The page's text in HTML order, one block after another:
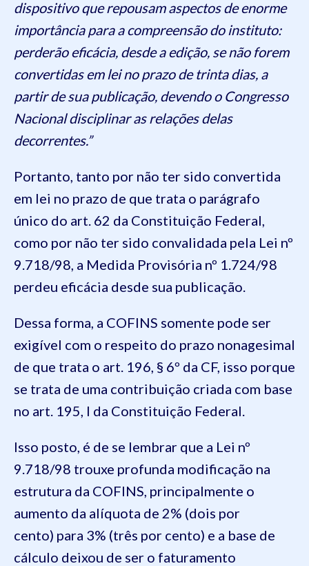
dispositivo que repousam aspectos de enorme
importância para a compreensão do instituto:
perderão eficácia, desde a edição, se não forem
convertidas em lei no prazo de trinta dias, a
partir de sua publicação, devendo o Congresso
Nacional disciplinar as relações delas
decorrentes.”
Portanto, tanto por não ter sido convertida
em lei no prazo de que trata o parágrafo
único do art. 62 da Constituição Federal,
como por não ter sido convalidada pela Lei nº
9.718/98, a Medida Provisória nº 1.724/98
perdeu eficácia desde sua publicação.
Dessa forma, a COFINS somente pode ser
exigível com o respeito do prazo nonagesimal
de que trata o art. 196, § 6º da CF, isso porque
se trata de uma contribuição criada com base
no art. 195, I da Constituição Federal.
Isso posto, é de se lembrar que a Lei nº
9.718/98 trouxe profunda modificação na
estrutura da COFINS, principalmente o
aumento da alíquota de 2% (dois por
cento) para 3% (três por cento) e a base de
cálculo deixou de ser o faturamento